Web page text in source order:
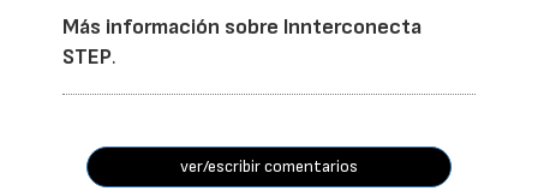
Más información sobre Innterconecta
STEP.
ver/escribir comentarios